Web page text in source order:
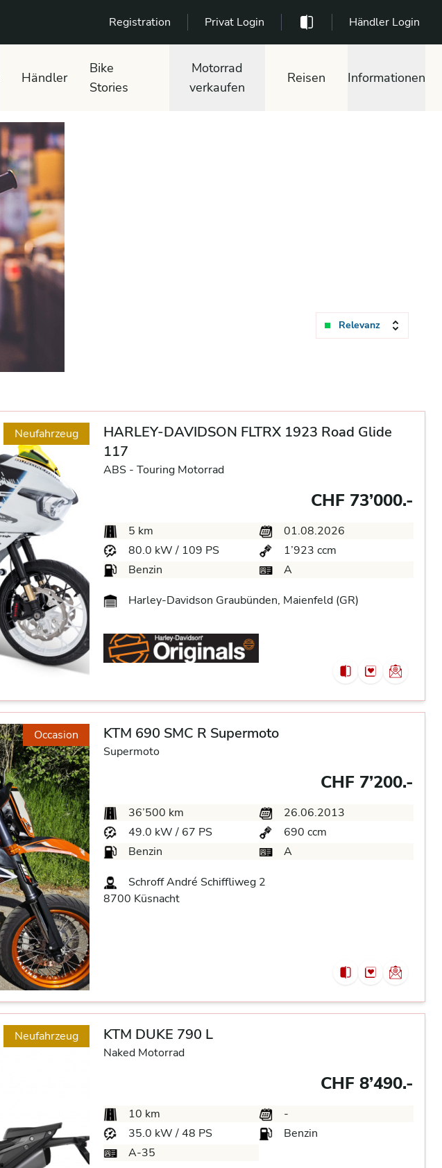
Registration Privat Login Händler Login
Händler
Bike
Stories
Motorrad
verkaufen
Reisen Informationen
Relevanz
Neufahrzeug
HARLEY-DAVIDSON FLTRX 1923 Road Glide
117
ABS - Touring Motorrad
CHF 73’000.-
5 km
01.08.2026
80.0 kW / 109 PS
1’923 ccm
Benzin
A
Harley-Davidson Graubünden, Maienfeld (GR)
Occasion KTM 690 SMC R Supermoto
Supermoto
CHF 7’200.-
36’500 km
26.06.2013
49.0 kW / 67 PS
690 ccm
Benzin
A
Schroff André Schiffliweg 2
8700 Küsnacht
Neufahrzeug KTM DUKE 790 L
Naked Motorrad
CHF 8’490.-
10 km
-
35.0 kW / 48 PS
Benzin
A-35